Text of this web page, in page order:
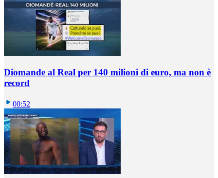
Diomande al Real per 140 milioni di euro, ma non è
record
00:52